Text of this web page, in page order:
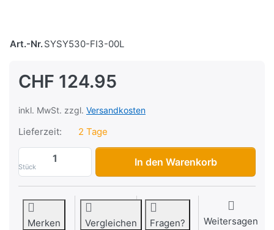
Art.-Nr.SYSY530-FI3-00L
CHF 124.95
inkl. MwSt. zzgl. Versandkosten
Lieferzeit: 2 Tage
Stück
Windschutzscheibe SYM Fiddle III, hoch
In den Warenkorb
Merken Vergleichen Fragen? Weitersagen